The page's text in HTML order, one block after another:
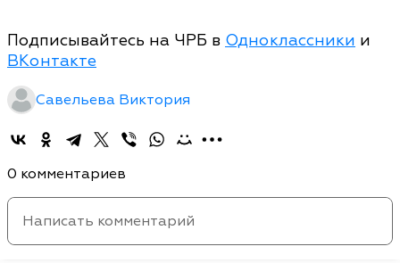
Подписывайтесь на ЧРБ в Одноклассники и
ВКонтакте
Савельева Виктория
0 комментариев